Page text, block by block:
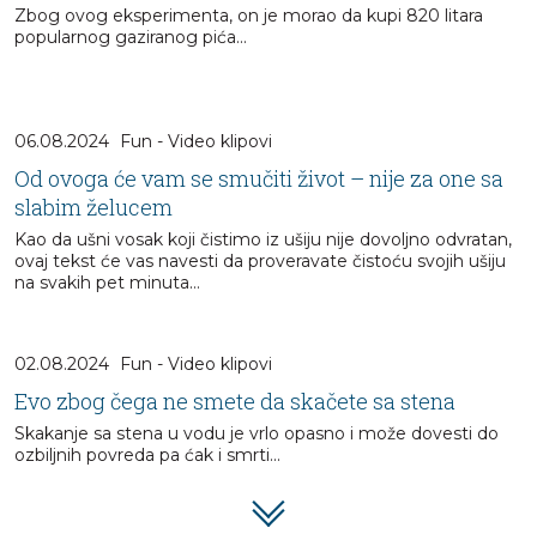
Zbog ovog eksperimenta, on je morao da kupi 820 litara
popularnog gaziranog pića...
06.08.2024 Fun - Video klipovi
Od ovoga će vam se smučiti život – nije za one sa
slabim želucem
Kao da ušni vosak koji čistimo iz ušiju nije dovoljno odvratan,
ovaj tekst će vas navesti da proveravate čistoću svojih ušiju
na svakih pet minuta…
02.08.2024 Fun - Video klipovi
Evo zbog čega ne smete da skačete sa stena
Skakanje sa stena u vodu je vrlo opasno i može dovesti do
ozbiljnih povreda pa ćak i smrti...